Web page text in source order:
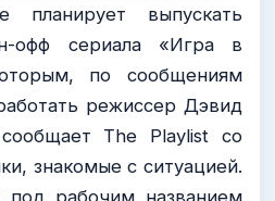
выпускать
офф сериала «Игра в
по сообщениям
режиссер Дэвид
The Playlist со
знакомые с ситуацией.
под рабочим названием